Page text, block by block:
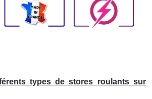
types de stores roulants sur